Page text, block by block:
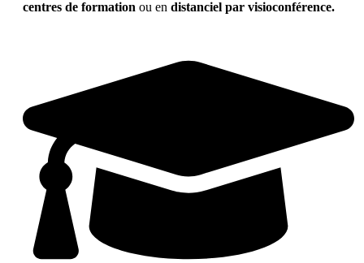
centres de formation ou en distanciel par visioconférence.